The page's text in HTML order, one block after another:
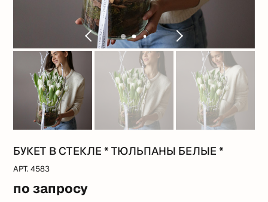
БУКЕТ В СТЕКЛЕ * ТЮЛЬПАНЫ БЕЛЫЕ *
АРТ. 4583
по запросу